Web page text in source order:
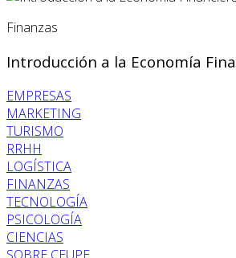
Finanzas
Introducción a la Economía
EMPRESAS
MARKETING
TURISMO
RRHH
LOGÍSTICA
FINANZAS
TECNOLOGÍA
PSICOLOGÍA
CIENCIAS